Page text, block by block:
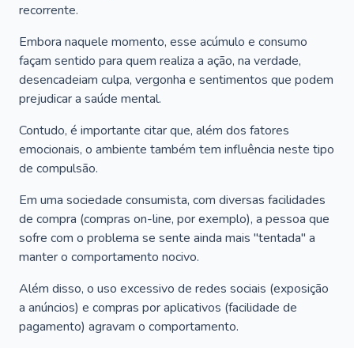
recorrente.
Embora naquele momento, esse acúmulo e consumo
façam sentido para quem realiza a ação, na verdade,
desencadeiam culpa, vergonha e sentimentos que podem
prejudicar a saúde mental.
Contudo, é importante citar que, além dos fatores
emocionais, o ambiente também tem influência neste tipo
de compulsão.
Em uma sociedade consumista, com diversas facilidades
de compra (compras on-line, por exemplo), a pessoa que
sofre com o problema se sente ainda mais "tentada" a
manter o comportamento nocivo.
Além disso, o uso excessivo de redes sociais (exposição
a anúncios) e compras por aplicativos (facilidade de
pagamento) agravam o comportamento.